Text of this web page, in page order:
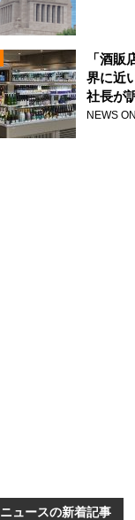
「酒
界に近
社長が
策の大
NEWS
ニュースの新着記事